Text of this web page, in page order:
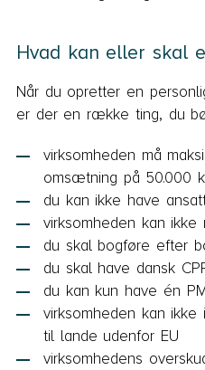
Hvad kan eller skal
Når du opretter en
er der en række ting, du
virksomheden må
omsætning på 50.000
du kan ikke have
virksomheden kan ikke
du skal bogføre efter
du skal have dansk
du kan kun have én
virksomheden kan
til lande udenfor EU
virksomhedens